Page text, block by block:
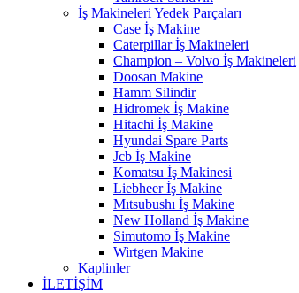
İş Makineleri Yedek Parçaları
Case İş Makine
Caterpillar İş Makineleri
Champion – Volvo İş Makineleri
Doosan Makine
Hamm Silindir
Hidromek İş Makine
Hitachi İş Makine
Hyundai Spare Parts
Jcb İş Makine
Komatsu İş Makinesi
Liebheer İş Makine
Mıtsubushı İş Makine
New Holland İş Makine
Simutomo İş Makine
Wirtgen Makine
Kaplinler
İLETİŞİM